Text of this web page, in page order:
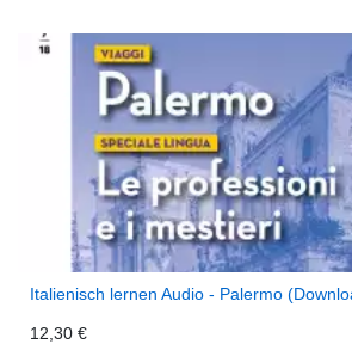
Italienisch lernen Audio - Palermo
12,30 €